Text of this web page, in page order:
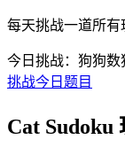
每天挑战一道所有
今日挑战：狗狗数
挑战今日题目
Cat Sudoku